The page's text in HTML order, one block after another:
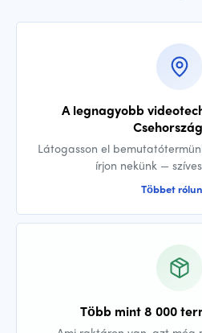
A legnagyobb
Látogasson el
írjon nekünk —
Többet
Több mint 8 000